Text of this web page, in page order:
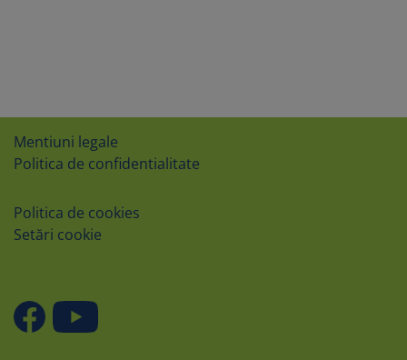
Mentiuni legale
Politica de confidentialitate
Politica de cookies
Setări cookie